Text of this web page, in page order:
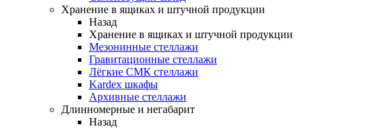
Хранение в ящиках и штучной продукции
Назад
Хранение в ящиках и штучной продукции
Мезонинные стеллажи
Гравитационные стеллажи
Лёгкие СМК стеллажи
Kardex шкафы
Архивные стеллажи
Длинномерные и негабарит
Назад